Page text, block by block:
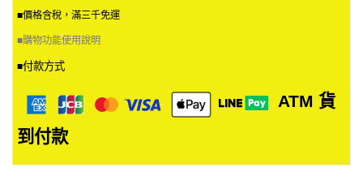
■價格含稅，滿三千免運
■購物功能使用說明
■付款方式
ATM 貨
到付款